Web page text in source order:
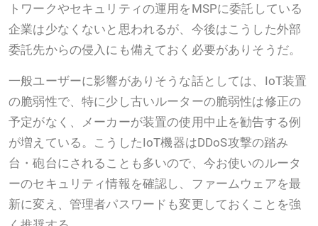
トワークやセキュリティの運用をMSPに委託している
企業は少なくないと思われるが、今後はこうした外部
委託先からの侵入にも備えておく必要がありそうだ。
一般ユーザーに影響がありそうな話としては、IoT装置
の脆弱性で、特に少し古いルーターの脆弱性は修正の
予定がなく、メーカーが装置の使用中止を勧告する例
が増えている。こうしたIoT機器はDDoS攻撃の踏み
台・砲台にされることも多いので、今お使いのルータ
ーのセキュリティ情報を確認し、ファームウェアを最
新に変え、管理者パスワードも変更しておくことを強